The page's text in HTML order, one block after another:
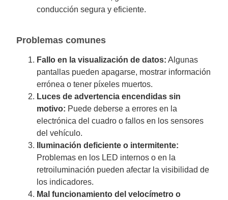
conducción segura y eficiente.
Problemas comunes
Fallo en la visualización de datos: Algunas
pantallas pueden apagarse, mostrar información
errónea o tener píxeles muertos.
Luces de advertencia encendidas sin
motivo: Puede deberse a errores en la
electrónica del cuadro o fallos en los sensores
del vehículo.
Iluminación deficiente o intermitente:
Problemas en los LED internos o en la
retroiluminación pueden afectar la visibilidad de
los indicadores.
Mal funcionamiento del velocímetro o